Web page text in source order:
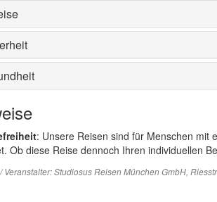
: Unsere Reisen sind für Menschen mit
Ob diese Reise dennoch Ihren individuellen
Veranstalter:Studiosus Reisen München GmbH,